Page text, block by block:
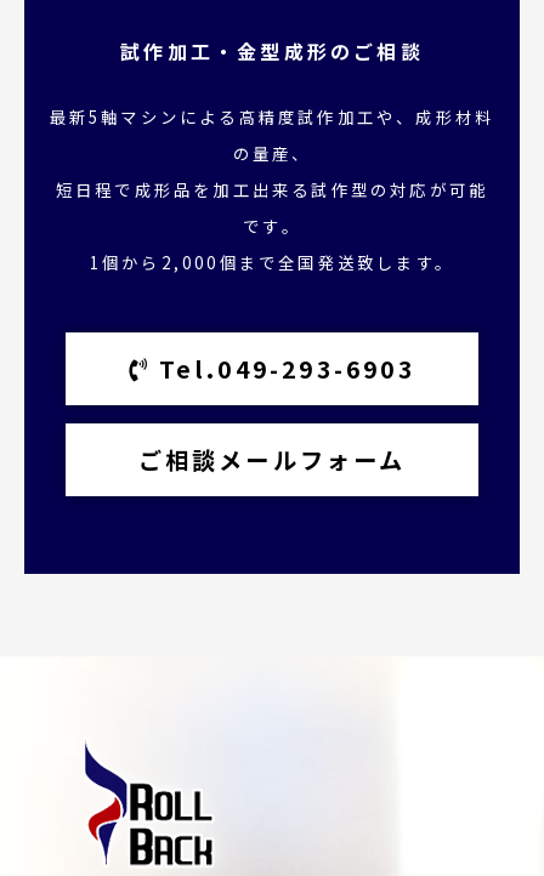
試作加工・金型成形のご相談
最新5軸マシンによる高精度試作加工や、成形材料
の量産、
短日程で成形品を加工出来る試作型の対応が可能
です。
1個から2,000個まで全国発送致します。
Tel.049-293-6903
ご相談メールフォーム